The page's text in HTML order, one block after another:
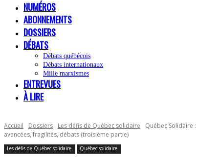
NUMÉROS
ABONNEMENTS
DOSSIERS
DÉBATS
Débats québécois
Débats internationaux
Mille marxismes
ENTREVUES
À LIRE
Accueil Dossiers Les défis de Québec solidaire
Québec Solidaire :
avancées, fragilités, débats (troisième partie)
Les défis de Québec solidaire Québec solidaire